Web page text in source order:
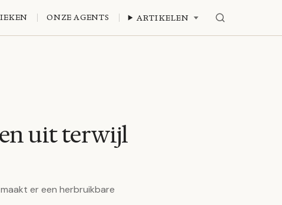
ONZE AGENTS ARTIKELEN
uit terwijl
er een herbruikbare